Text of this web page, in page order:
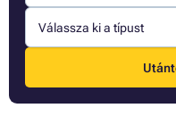
Válassza ki a típust